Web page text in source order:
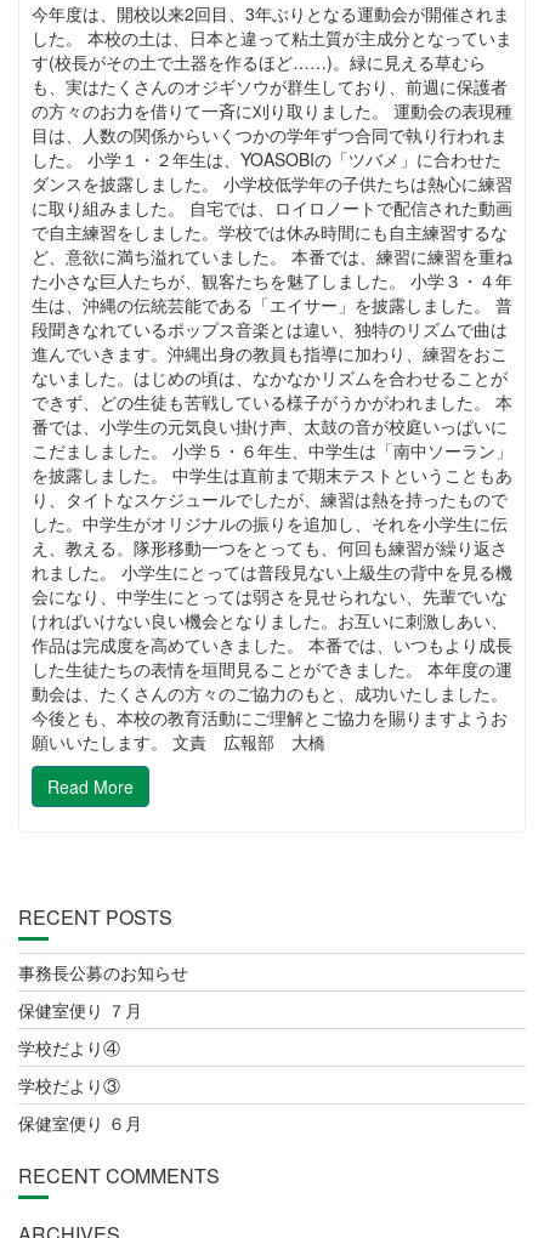
今年度は、開校以来2回目、3年ぶりとなる運動会が開催されま
した。 本校の土は、日本と違って粘土質が主成分となっていま
す(校長がその土で土器を作るほど……)。緑に見える草むら
も、実はたくさんのオジギソウが群生しており、前週に保護者
の方々のお力を借りて一斉に刈り取りました。 運動会の表現種
目は、人数の関係からいくつかの学年ずつ合同で執り行われま
した。 小学１・２年生は、YOASOBIの「ツバメ」に合わせた
ダンスを披露しました。 小学校低学年の子供たちは熱心に練習
に取り組みました。 自宅では、ロイロノートで配信された動画
で自主練習をしました。学校では休み時間にも自主練習するな
ど、意欲に満ち溢れていました。 本番では、練習に練習を重ね
た小さな巨人たちが、観客たちを魅了しました。 小学３・４年
生は、沖縄の伝統芸能である「エイサー」を披露しました。 普
段聞きなれているポップス音楽とは違い、独特のリズムで曲は
進んでいきます。沖縄出身の教員も指導に加わり、練習をおこ
ないました。はじめの頃は、なかなかリズムを合わせることが
できず、どの生徒も苦戦している様子がうかがわれました。 本
番では、小学生の元気良い掛け声、太鼓の音が校庭いっぱいに
こだましました。 小学５・６年生、中学生は「南中ソーラン」
を披露しました。 中学生は直前まで期末テストということもあ
り、タイトなスケジュールでしたが、練習は熱を持ったもので
した。中学生がオリジナルの振りを追加し、それを小学生に伝
え、教える。隊形移動一つをとっても、何回も練習が繰り返さ
れました。 小学生にとっては普段見ない上級生の背中を見る機
会になり、中学生にとっては弱さを見せられない、先輩でいな
ければいけない良い機会となりました。お互いに刺激しあい、
作品は完成度を高めていきました。 本番では、いつもより成長
した生徒たちの表情を垣間見ることができました。 本年度の運
動会は、たくさんの方々のご協力のもと、成功いたしました。
今後とも、本校の教育活動にご理解とご協力を賜りますようお
願いいたします。 文責 広報部 大橋
Read More
RECENT POSTS
事務長公募のお知らせ
保健室便り ７月
学校だより④
学校だより③
保健室便り ６月
RECENT COMMENTS